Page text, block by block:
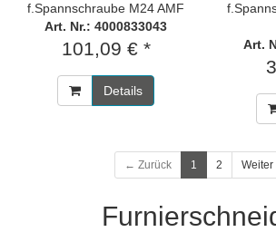
f.Spannschraube M24 AMF
Art. Nr.: 4000833043
101,09 € *
Details
Art.
← Zurück 1 2